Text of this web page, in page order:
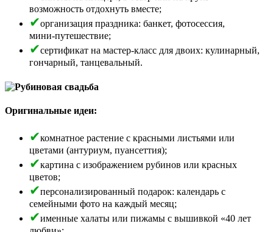
возможность отдохнуть вместе;
организация праздника: банкет, фотосессия,
мини‑путешествие;
сертификат на мастер‑класс для двоих: кулинарный,
гончарный, танцевальный.
Оригинальные идеи:
комнатное растение с красными листьями или
цветами (антуриум, пуансеттия);
картина с изображением рубинов или красных
цветов;
персонализированный подарок: календарь с
семейными фото на каждый месяц;
именные халаты или пижамы с вышивкой «40 лет